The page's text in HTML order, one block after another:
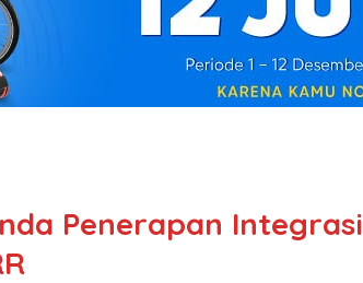
Penerapan Integrasi